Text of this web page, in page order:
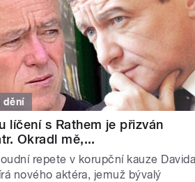
dění
líčení s Rathem je přizván
Okradl mě,...
repete v korupční kauze Davida
nového aktéra, jemuž bývalý